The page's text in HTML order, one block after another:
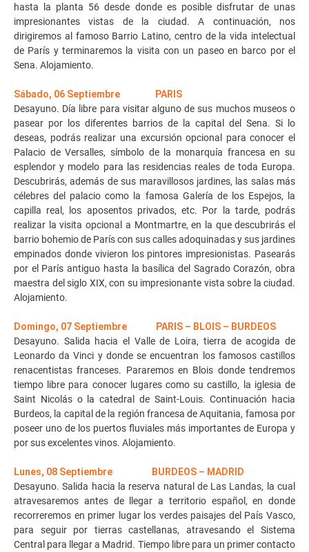
hasta la planta 56 desde donde es posible disfrutar de unas
impresionantes vistas de la ciudad. A continuación, nos
dirigiremos al famoso Barrio Latino, centro de la vida intelectual
de París y terminaremos la visita con un paseo en barco por el
Sena. Alojamiento.
Sábado, 06 Septiembre PARIS
Desayuno. Día libre para visitar alguno de sus muchos museos o
pasear por los diferentes barrios de la capital del Sena. Si lo
deseas, podrás realizar una excursión opcional para conocer el
Palacio de Versalles, símbolo de la monarquía francesa en su
esplendor y modelo para las residencias reales de toda Europa.
Descubrirás, además de sus maravillosos jardines, las salas más
célebres del palacio como la famosa Galería de los Espejos, la
capilla real, los aposentos privados, etc. Por la tarde, podrás
realizar la visita opcional a Montmartre, en la que descubrirás el
barrio bohemio de París con sus calles adoquinadas y sus jardines
empinados donde vivieron los pintores impresionistas. Pasearás
por el París antiguo hasta la basílica del Sagrado Corazón, obra
maestra del siglo XIX, con su impresionante vista sobre la ciudad.
Alojamiento.
Domingo, 07 Septiembre PARIS – BLOIS – BURDEOS
Desayuno. Salida hacia el Valle de Loira, tierra de acogida de
Leonardo da Vinci y donde se encuentran los famosos castillos
renacentistas franceses. Pararemos en Blois donde tendremos
tiempo libre para conocer lugares como su castillo, la iglesia de
Saint Nicolás o la catedral de Saint-Louis. Continuación hacia
Burdeos, la capital de la región francesa de Aquitania, famosa por
poseer uno de los puertos fluviales más importantes de Europa y
por sus excelentes vinos. Alojamiento.
Lunes, 08 Septiembre BURDEOS – MADRID
Desayuno. Salida hacia la reserva natural de Las Landas, la cual
atravesaremos antes de llegar a territorio español, en donde
recorreremos en primer lugar los verdes paisajes del País Vasco,
para seguir por tierras castellanas, atravesando el Sistema
Central para llegar a Madrid. Tiempo libre para un primer contacto